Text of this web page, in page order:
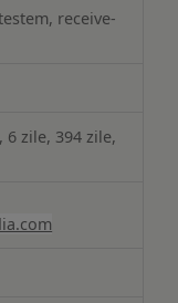
receive-
6 zile, 394 zile,